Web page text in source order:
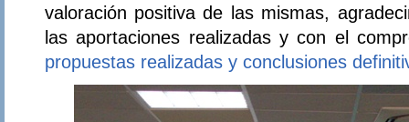
valoración positiva de las mismas,
las aportaciones realizadas y con el
propuestas realizadas y conclusiones